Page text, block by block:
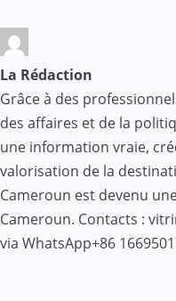
La Rédaction
Grâce à des
des affaires et de la
une information vraie,
valorisation de la
Cameroun est devenu
Cameroun. Contacts :
via WhatsApp+86